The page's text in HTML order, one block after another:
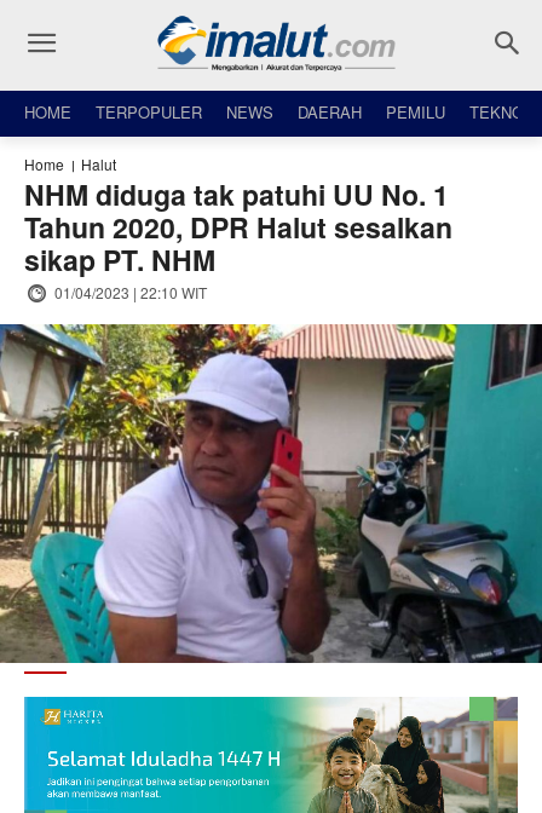
HOME TERPOPULER NEWS DAERAH PEMILU TEKNO
Home Halut
NHM diduga tak patuhi UU No. 1
Tahun 2020, DPR Halut sesalkan
sikap PT. NHM
01/04/2023 | 22:10 WIT